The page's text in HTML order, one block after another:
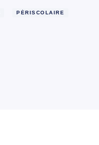
PÉRISCOLAIRE